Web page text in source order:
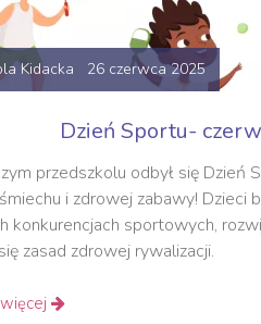
Kidacka 26 czerwca 2025
Dzień Sportu-
przedszkolu odbył się Dzień
i zdrowej zabawy! Dzieci
konkurencjach sportowych,
zasad zdrowej rywalizacji.